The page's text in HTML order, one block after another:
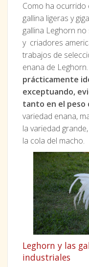
Como ha ocurrido
gallina ligeras y
gallina Leghorn
y criadores
trabajos de
enana de
prácticamente
exceptuando,
tanto en el peso
variedad enana,
la variedad
la cola del macho.
Leghorn y las
industriales